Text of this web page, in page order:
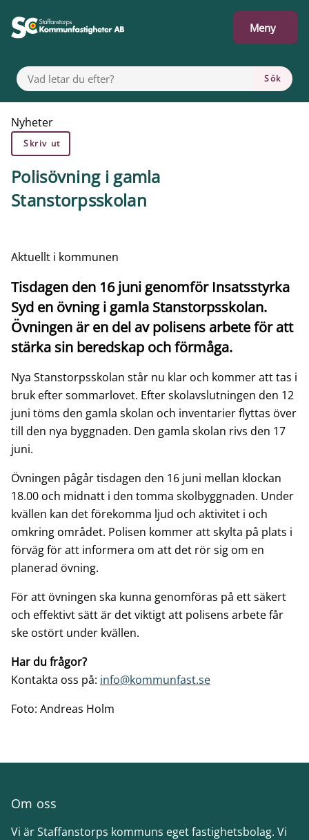
till innehåll
Meny
VAD LETAR DU EFTER?
Sök
Du är här:
Nyheter
Skriv ut
Polisövning i gamla
Stanstorpsskolan
Aktuellt i kommunen
Tisdagen den 16 juni genomför Insatsstyrka
Syd en övning i gamla Stanstorpsskolan.
Övningen är en del av polisens arbete för att
stärka sin beredskap och förmåga.
Nya Stanstorpsskolan står nu klar och kommer att tas i
bruk efter sommarlovet. Efter skolavslutningen den 12
juni töms den gamla skolan och inventarier flyttas över
till den nya byggnaden. Den gamla skolan rivs den 17
juni.
Övningen pågår tisdagen den 16 juni mellan klockan
18.00 och midnatt i den tomma skolbyggnaden. Under
kvällen kan det förekomma ljud och aktivitet i och
omkring området. Polisen kommer att skylta på plats i
förväg för att informera om att det rör sig om en
planerad övning.
För att övningen ska kunna genomföras på ett säkert
och effektivt sätt är det viktigt att polisens arbete får
ske ostört under kvällen.
Har du frågor?
Kontakta oss på: info@kommunfast.se
Foto: Andreas Holm
Om oss
Vi är Staffanstorps kommuns eget fastighetsbolag. Vi